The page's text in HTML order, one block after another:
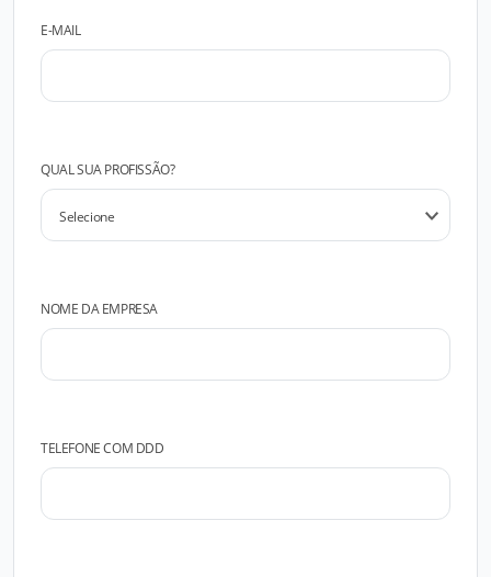
E-MAIL
QUAL SUA PROFISSÃO?
NOME DA EMPRESA
TELEFONE COM DDD